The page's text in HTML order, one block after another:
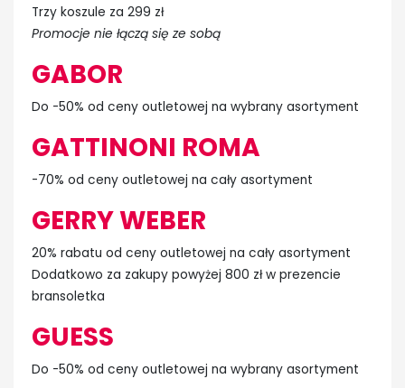
Trzy koszule za 299 zł
Promocje nie łączą się ze sobą
GABOR
Do -50% od ceny outletowej na wybrany asortyment
GATTINONI ROMA
-70% od ceny outletowej na cały asortyment
GERRY WEBER
20% rabatu od ceny outletowej na cały asortyment
Dodatkowo za zakupy powyżej 800 zł w prezencie
bransoletka
GUESS
Do -50% od ceny outletowej na wybrany asortyment